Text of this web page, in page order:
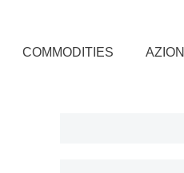
COMMODITIES AZIONI